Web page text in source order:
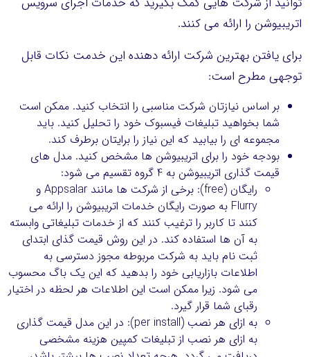
اتریبیوشن را ارائه می کنند.
برای یافتن بهترین شرکت ارائه دهنده این خدمت نکات قابل
توجهی مطرح است:
بر اساس نیازتان شرکت مناسبی را انتخاب کنید. ممکن است
شما بخواهید تبلیغات فیسبوک خود را تحلیل کنید. باید
مجموعه ای را بیابید که این نیاز را برایتان برطرف کند.
بودجه خود را برای اتریبیوشن ها مشخص کنید. مدل های
قیمت گذاری اتریبیوشن به 4 گروه تقسیم می شود:
رایگان (free): برخی از شرکت ها مانند Appsalar و
Flurry به صورت رایگان خدمات اتریبیوشن را ارائه می
کنند تا کاربر را ترغیب کنند که از خدمات تبلیغاتی وابسته
به آن ها استفاده کند. در این روش قیمت گذای ابتدای
ثبت نام باید به شرکت مربوطه مجوز دسترسی به
اطلاعات بازاریابی خود را بدهید که این یک باگ محسوب
می شود. زیرا ممکن است این اطلاعات هر لحظه در اختیار
رقبای شما قرار گیرد.
به ازای هر نصب (per install): در این مدل قیمت گذاری
به ازای هر نصب از تبلیغات کمپین هزینه مشخصی